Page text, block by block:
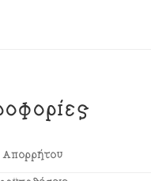
Απορρήτου